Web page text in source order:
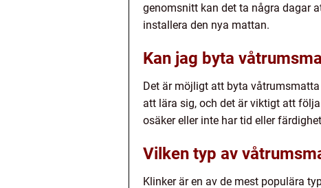
genomsnitt kan det ta några dagar
installera den nya mattan.
Kan jag byta
Det är möjligt att byta
att lära sig, och det är viktigt att
osäker eller inte har tid eller
Vilken typ av
Klinker är en av de mest populära